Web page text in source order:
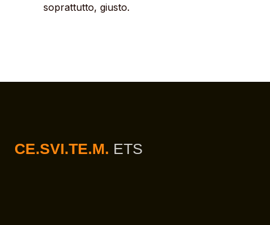
soprattutto, giusto.
CE.SVI.TE.M. ETS